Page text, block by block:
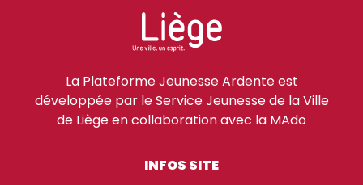
La Plateforme Jeunesse Ardente est
développée par le Service Jeunesse de la Ville
de Liège en collaboration avec la MAdo
INFOS SITE